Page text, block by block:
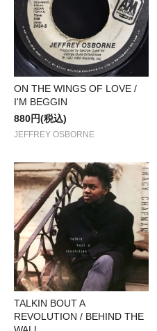
ON THE WINGS OF LOVE /
I'M BEGGIN
880円(税込)
JEFFREY OSBORNE
TALKIN BOUT A
REVOLUTION / BEHIND THE